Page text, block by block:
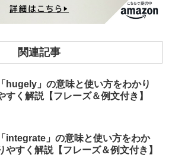
関連記事
「hugely」の意味と使い方をわかり
すく解説【フレーズ＆例文付き】
「integrate」の意味と使い方をわか
やすく解説【フレーズ＆例文付き】